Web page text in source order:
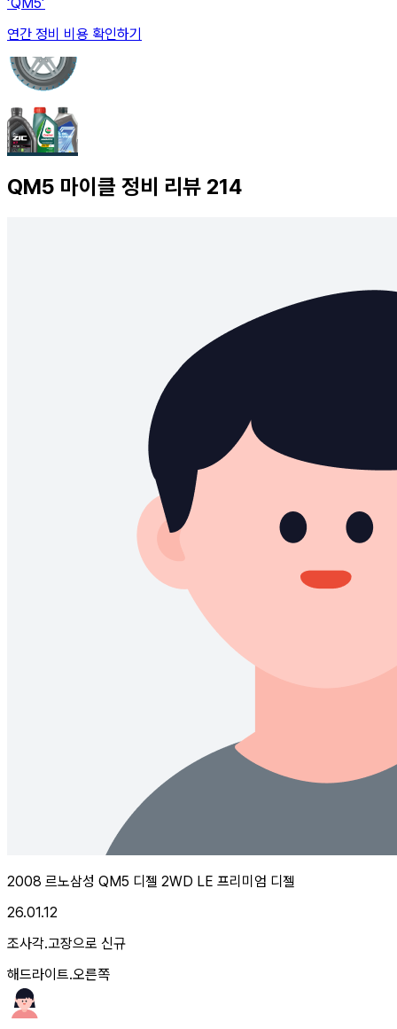
연간 정비 비용 확인하기
QM5 마이클 정비 리뷰 214
2008 르노삼성 QM5 디젤 2WD LE 프리미엄 디젤
26.01.12
조사각.고장으로 신규
해드라이트.오른쪽